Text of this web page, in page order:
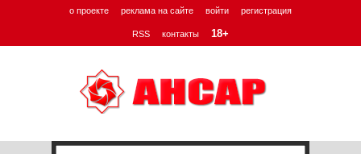
о проекте реклама на сайте войти регистрация
RSS контакты 18+